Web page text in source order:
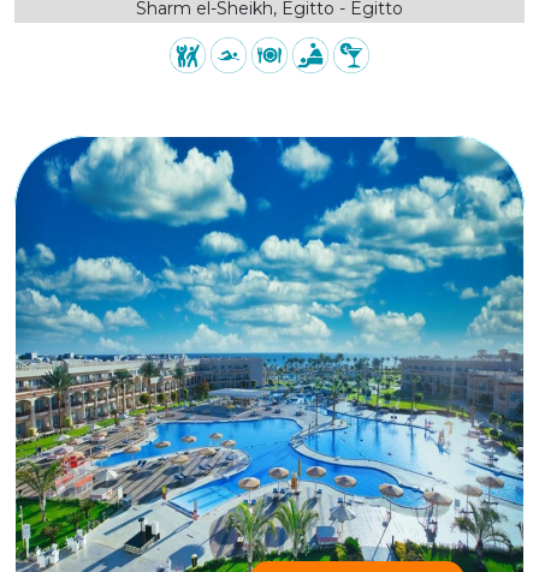
Sharm el-Sheikh, Egitto - Egitto